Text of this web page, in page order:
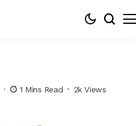
1 Mins Read 2k Views